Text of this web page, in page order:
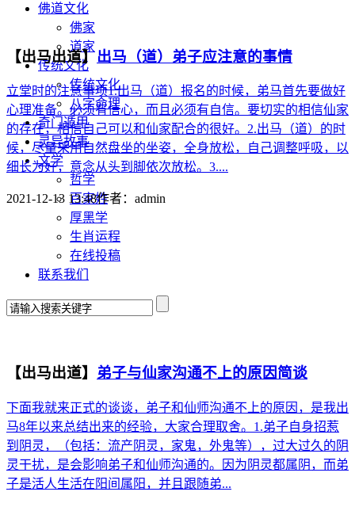
佛道文化
佛家
道家
传统文化
传统文化
八字命理
奇门遁甲
灵异故事
文学
哲学
百家姓
厚黑学
生肖运程
在线投稿
联系我们
【出马出道】出马（道）弟子应注意的事情
立堂时的注意事项1.出马（道）报名的时候，弟马首先要做好
心理准备。必须有信心，而且必须有自信。要切实的相信仙家
的存在，相信自己可以和仙家配合的很好。2.出马（道）的时
候，尽量采用自然盘坐的坐姿，全身放松，自己调整呼吸，以
细长为好，意念从头到脚依次放松。3....
2021-12-13 13:48作者： admin
【出马出道】 弟子与仙家沟通不上的原因简谈
下面我就来正式的谈谈，弟子和仙师沟通不上的原因，是我出
马8年以来总结出来的经验，大家合理取舍。1.弟子自身招惹
到阴灵，（包括：流产阴灵，家鬼，外鬼等），过大过久的阴
灵干扰，是会影响弟子和仙师沟通的。因为阴灵都属阴，而弟
子是活人生活在阳间属阳，并且跟随弟...